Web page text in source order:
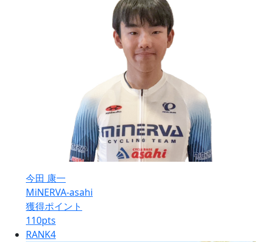
今田 康一
MiNERVA-asahi
獲得ポイント
110pts
RANK4